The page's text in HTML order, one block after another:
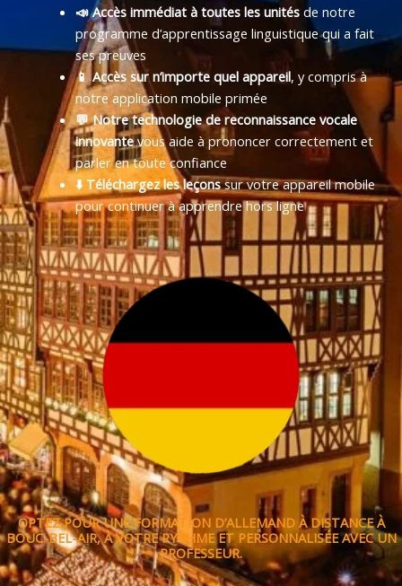
📣 Accès immédiat à toutes les unitésde notre
programme d’apprentissage linguistique qui a fait
ses preuves
📱 Accès sur n’importe quel appareil, y compris à
notre application mobile primée
💬 Notre technologie de reconnaissance vocale
innovantevous aide à prononcer correctement et
parler en toute confiance
⬇️ Téléchargez les leçonssur votre appareil mobile
pour continuer à apprendre hors ligne
OPTEZ POUR UNE FORMATION D’ALLEMAND À DISTANCE À
BOUC-BEL-AIR, À VOTRE RYTHME ET PERSONNALISÉE AVEC UN
PROFESSEUR.